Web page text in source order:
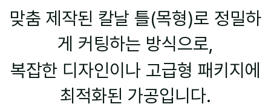
맞춤 제작된 칼날 틀(목형)로 정밀하
게 커팅하는 방식으로,
복잡한 디자인이나 고급형 패키지에
최적화된 가공입니다.